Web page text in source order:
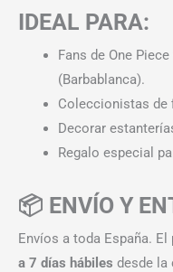
IDEAL PARA:
Fans de One
(Barbablanca).
Coleccionistas de
Decorar
Regalo especial
📦 ENVÍO Y
Envíos a toda España.
a 7 días hábiles desde la